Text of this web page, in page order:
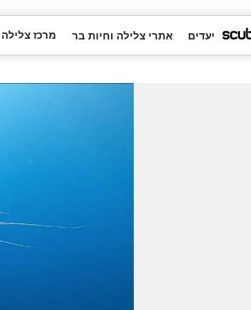
יעדים אתרי צלילה וחיות בר מרכז צלילה